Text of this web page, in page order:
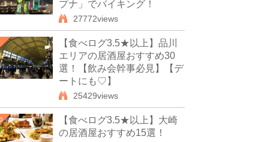
プナ」でバイキング！
27772views
【食べログ3.5★以上】品川
エリアの居酒屋おすすめ30
選！【飲み会幹事必見】【デ
ートにも♡】
25429views
【食べログ3.5★以上】大崎
の居酒屋おすすめ15選！